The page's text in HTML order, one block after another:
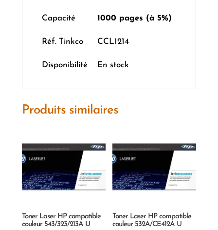
Capacité 1000 pages (à 5%)
Réf. Tinkco CCL1214
Disponibilité En stock
Produits similaires
Toner Laser HP compatible
couleur 543/323/213A U
Toner Laser HP compatible
couleur 532A/CE412A U